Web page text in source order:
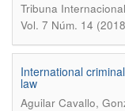
Tribuna
Vol. 7 Núm. 14
International
law
Aguilar Cavallo,